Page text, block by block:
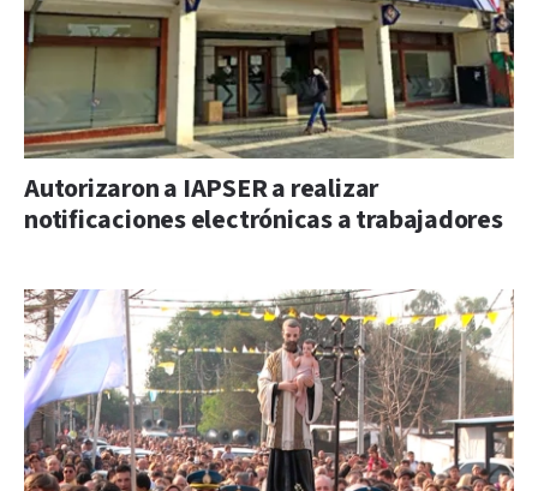
Autorizaron a IAPSER a realizar
notificaciones electrónicas a trabajadores